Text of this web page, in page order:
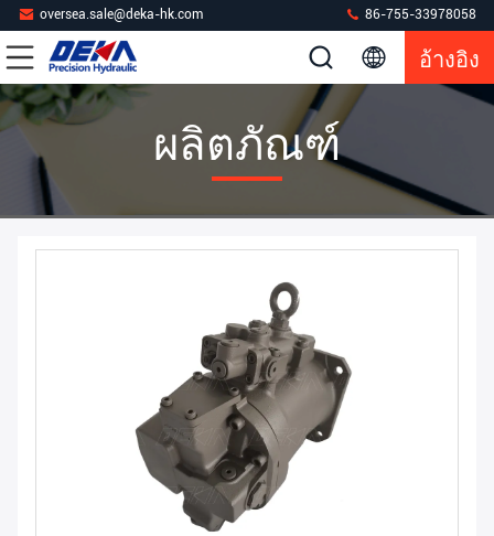
oversea.sale@deka-hk.com 86-755-33978058
อ้างอิง
ผลิตภัณฑ์